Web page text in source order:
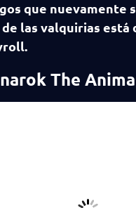
que nuevamente
las valquirias está
The